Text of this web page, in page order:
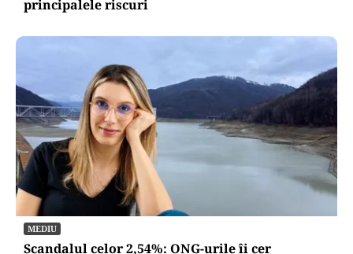
principalele riscuri
MEDIU
Scandalul celor 2,54%: ONG-urile îi cer